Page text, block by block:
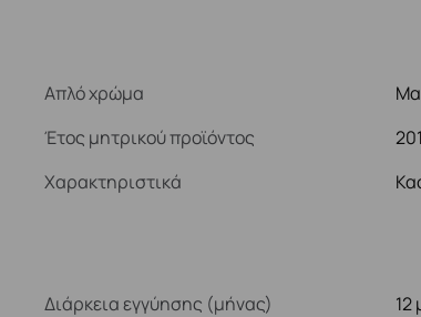
Απλό χρώμα
Έτος μητρικού προϊόντος
Χαρακτηριστικά
Διάρκεια εγγύησης (μήνας) 12